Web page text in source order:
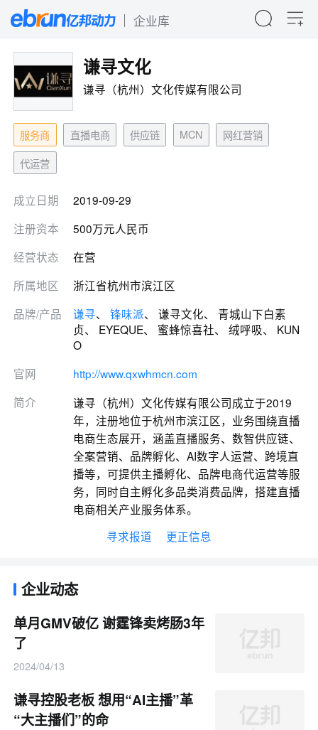
企业库
谦寻文化
谦寻（杭州）文化传媒有限公司
服务商 直播电商 供应链 MCN
网红营销
代运营
成立日期
2019-09-29
注册资本
500万元人民币
经营状态
在营
所属地区
浙江省杭州市滨江区
品牌/产品
谦寻、 锋味派、 谦寻文化、 青城山下白素
贞、 EYEQUE、 蜜蜂惊喜社、 绒呼吸、 KUN
O
官网
http://www.qxwhmcn.com
简介
谦寻（杭州）文化传媒有限公司成立于2019
年，注册地位于杭州市滨江区，业务围绕直播
电商生态展开，涵盖直播服务、数智供应链、
全案营销、品牌孵化、AI数字人运营、跨境直
播等，可提供主播孵化、品牌电商代运营等服
务，同时自主孵化多品类消费品牌，搭建直播
电商相关产业服务体系。
寻求报道
更正信息
企业动态
单月GMV破亿 谢霆锋卖烤肠3年
了
2024/04/13
谦寻控股老板 想用“AI主播”革
“大主播们”的命